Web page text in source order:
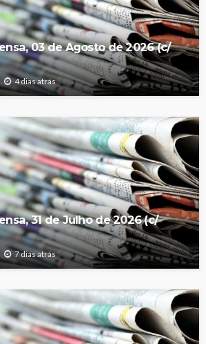
03 de Agosto de 2026 (c/
4 dias atrás
31 de Julho de 2026 (c/
7 dias atrás